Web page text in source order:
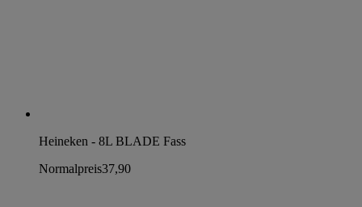
Heineken - 8L BLADE Fass
Normalpreis37,90